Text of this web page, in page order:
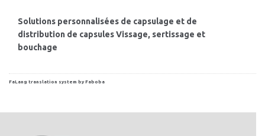
Solutions personnalisées de capsulage et de
distribution de capsules Vissage, sertissage et
bouchage
FaLang translation system by Faboba